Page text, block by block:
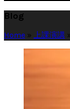
Blog
Home » 上課演講